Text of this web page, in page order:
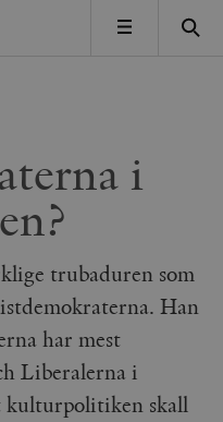
MENY
i
trubaduren som
Han
har mest
Liberalerna i
skall